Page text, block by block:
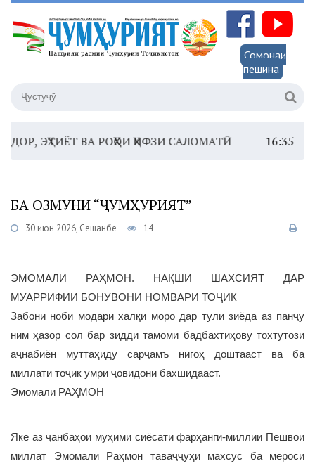
Сомонаи
пешина
ВА РОҲҲОИ ҲИФЗИ САЛОМАТӢ16:35 – ШОМИ
БА ОЗМУНИ “ҶУМҲУРИЯТ”
30 июн 2026, Сешанбе 14
ЭМОМАЛӢ РАҲМОН. НАҚШИ ШАХСИЯТ ДАР
МУАРРИФИИ БОНУВОНИ НОМВАРИ ТОҶИК
Забони ноби модарӣ халқи моро дар тули зиёда аз панҷу
ним ҳазор сол бар зидди тамоми бадбахтиҳову тохтутози
аҷнабиён муттаҳиду сарҷамъ нигоҳ доштааст ва ба
миллати тоҷик умри ҷовидонӣ бахшидааст.
Эмомалӣ РАҲМОН
Яке аз ҷанбаҳои муҳими сиёсати фарҳангӣ-миллии Пешвои
миллат Эмомалӣ Раҳмон таваҷҷуҳи махсус ба мероси